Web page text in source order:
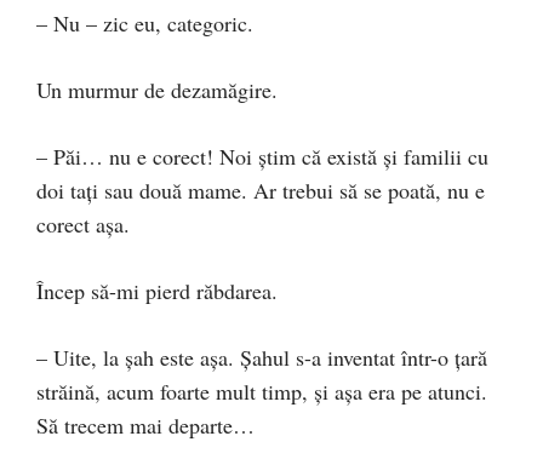
– Nu – zic eu, categoric.
Un murmur de dezamăgire.
– Păi… nu e corect! Noi știm că există și familii cu
doi tați sau două mame. Ar trebui să se poată, nu e
corect așa.
Încep să-mi pierd răbdarea.
– Uite, la șah este așa. Șahul s-a inventat într-o țară
străină, acum foarte mult timp, și așa era pe atunci.
Să trecem mai departe…